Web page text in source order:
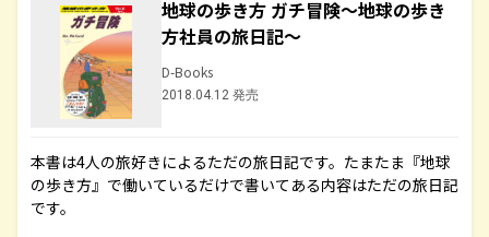
地球の歩き方 ガチ冒険～地球の歩き
方社員の旅日記～
D-Books
2018.04.12 発売
本書は4人の旅好きによるただの旅日記です。たまたま『地球
の歩き方』で働いているだけで書いてある内容はただの旅日記
です。